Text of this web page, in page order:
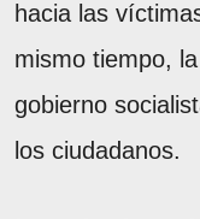
hacia las
mismo tiempo, la
gobierno
los ciudadanos.